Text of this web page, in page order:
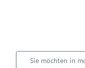
Sie möchten in